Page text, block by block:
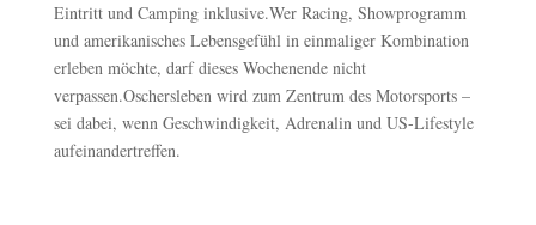
Eintritt und Camping inklusive.Wer Racing, Showprogramm
und amerikanisches Lebensgefühl in einmaliger Kombination
erleben möchte, darf dieses Wochenende nicht
verpassen.Oschersleben wird zum Zentrum des Motorsports –
sei dabei, wenn Geschwindigkeit, Adrenalin und US-Lifestyle
aufeinandertreffen.